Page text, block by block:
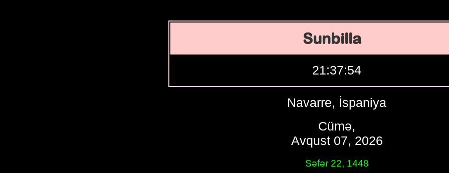
Sunbilla
21:37:55
Navarre, İspaniya
Cümə,
Avqust 07, 2026
Səfər 22, 1448